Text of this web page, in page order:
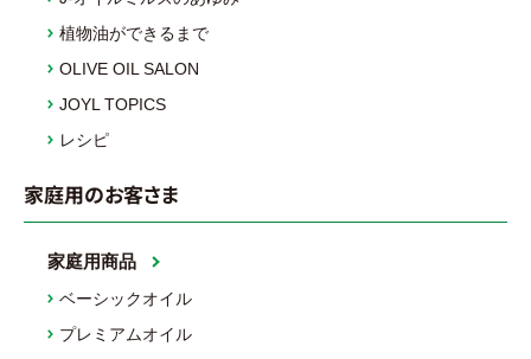
植物油ができるまで
OLIVE OIL SALON
JOYL TOPICS
レシピ
家庭用のお客さま
家庭用商品
ベーシックオイル
プレミアムオイル